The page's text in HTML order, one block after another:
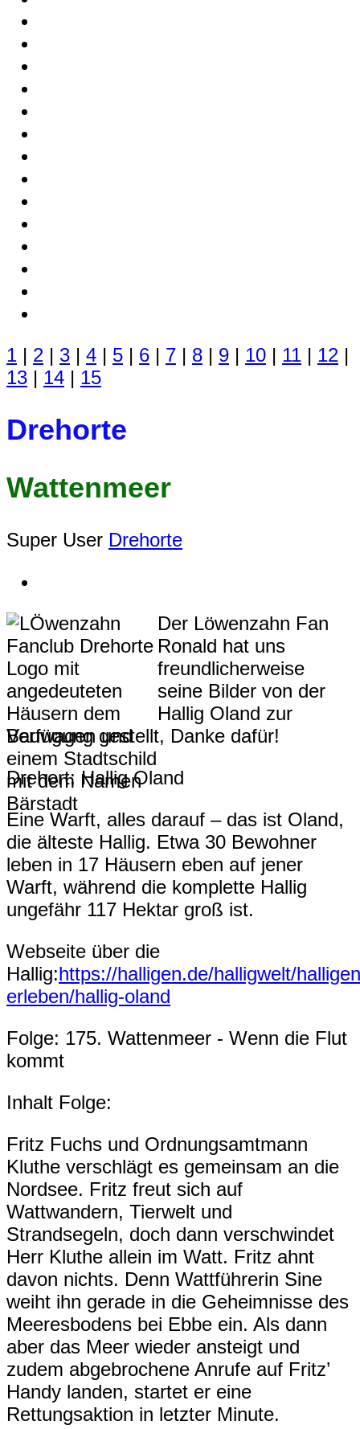
1 | 2 | 3 | 4 | 5 | 6 | 7 | 8 | 9 | 10 | 11 | 12 |
13 | 14 | 15
Drehorte
Wattenmeer
Super User Drehorte
Der Löwenzahn Fan
Ronald hat uns
freundlicherweise
seine Bilder von der
Hallig Oland zur
Verfügung gestellt, Danke dafür!
Drehort: Hallig Oland
Eine Warft, alles darauf – das ist Oland,
die älteste Hallig. Etwa 30 Bewohner
leben in 17 Häusern eben auf jener
Warft, während die komplette Hallig
ungefähr 117 Hektar groß ist.
Webseite über die
Hallig:https://halligen.de/halligwelt/
erleben/hallig-oland
Folge: 175. Wattenmeer - Wenn die Flut
kommt
Inhalt Folge:
Fritz Fuchs und Ordnungsamtmann
Kluthe verschlägt es gemeinsam an die
Nordsee. Fritz freut sich auf
Wattwandern, Tierwelt und
Strandsegeln, doch dann verschwindet
Herr Kluthe allein im Watt. Fritz ahnt
davon nichts. Denn Wattführerin Sine
weiht ihn gerade in die Geheimnisse des
Meeresbodens bei Ebbe ein. Als dann
aber das Meer wieder ansteigt und
zudem abgebrochene Anrufe auf Fritz’
Handy landen, startet er eine
Rettungsaktion in letzter Minute.